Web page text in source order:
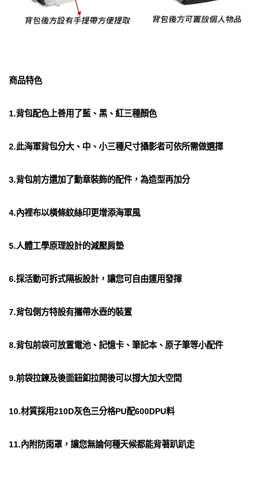
商品特色
1.背包配色上善用了藍、黑、紅三種顏色
2.此海軍背包分大、中、小三種尺寸攝影者可依所需做選擇
3.背包前方還加了勳章裝飾的配件，為造型再加分
4.內裡布以橫條紋絲印更增添海軍風
5.人體工學原理設計的減壓肩墊
6.採活動可拆式隔板設計，讓您可自由運用發揮
7.背包側方特設有攜帶水壺的裝置
8.背包前袋可放置電池、記憶卡、筆記本、原子筆等小配件
9.前袋拉鍊及後面鈕釦拉開後可以撐大加大空間
10.材質採用210D灰色三分格PU配600DPU料
11.內附防雨罩，讓您無論何種天候都能背著趴趴走